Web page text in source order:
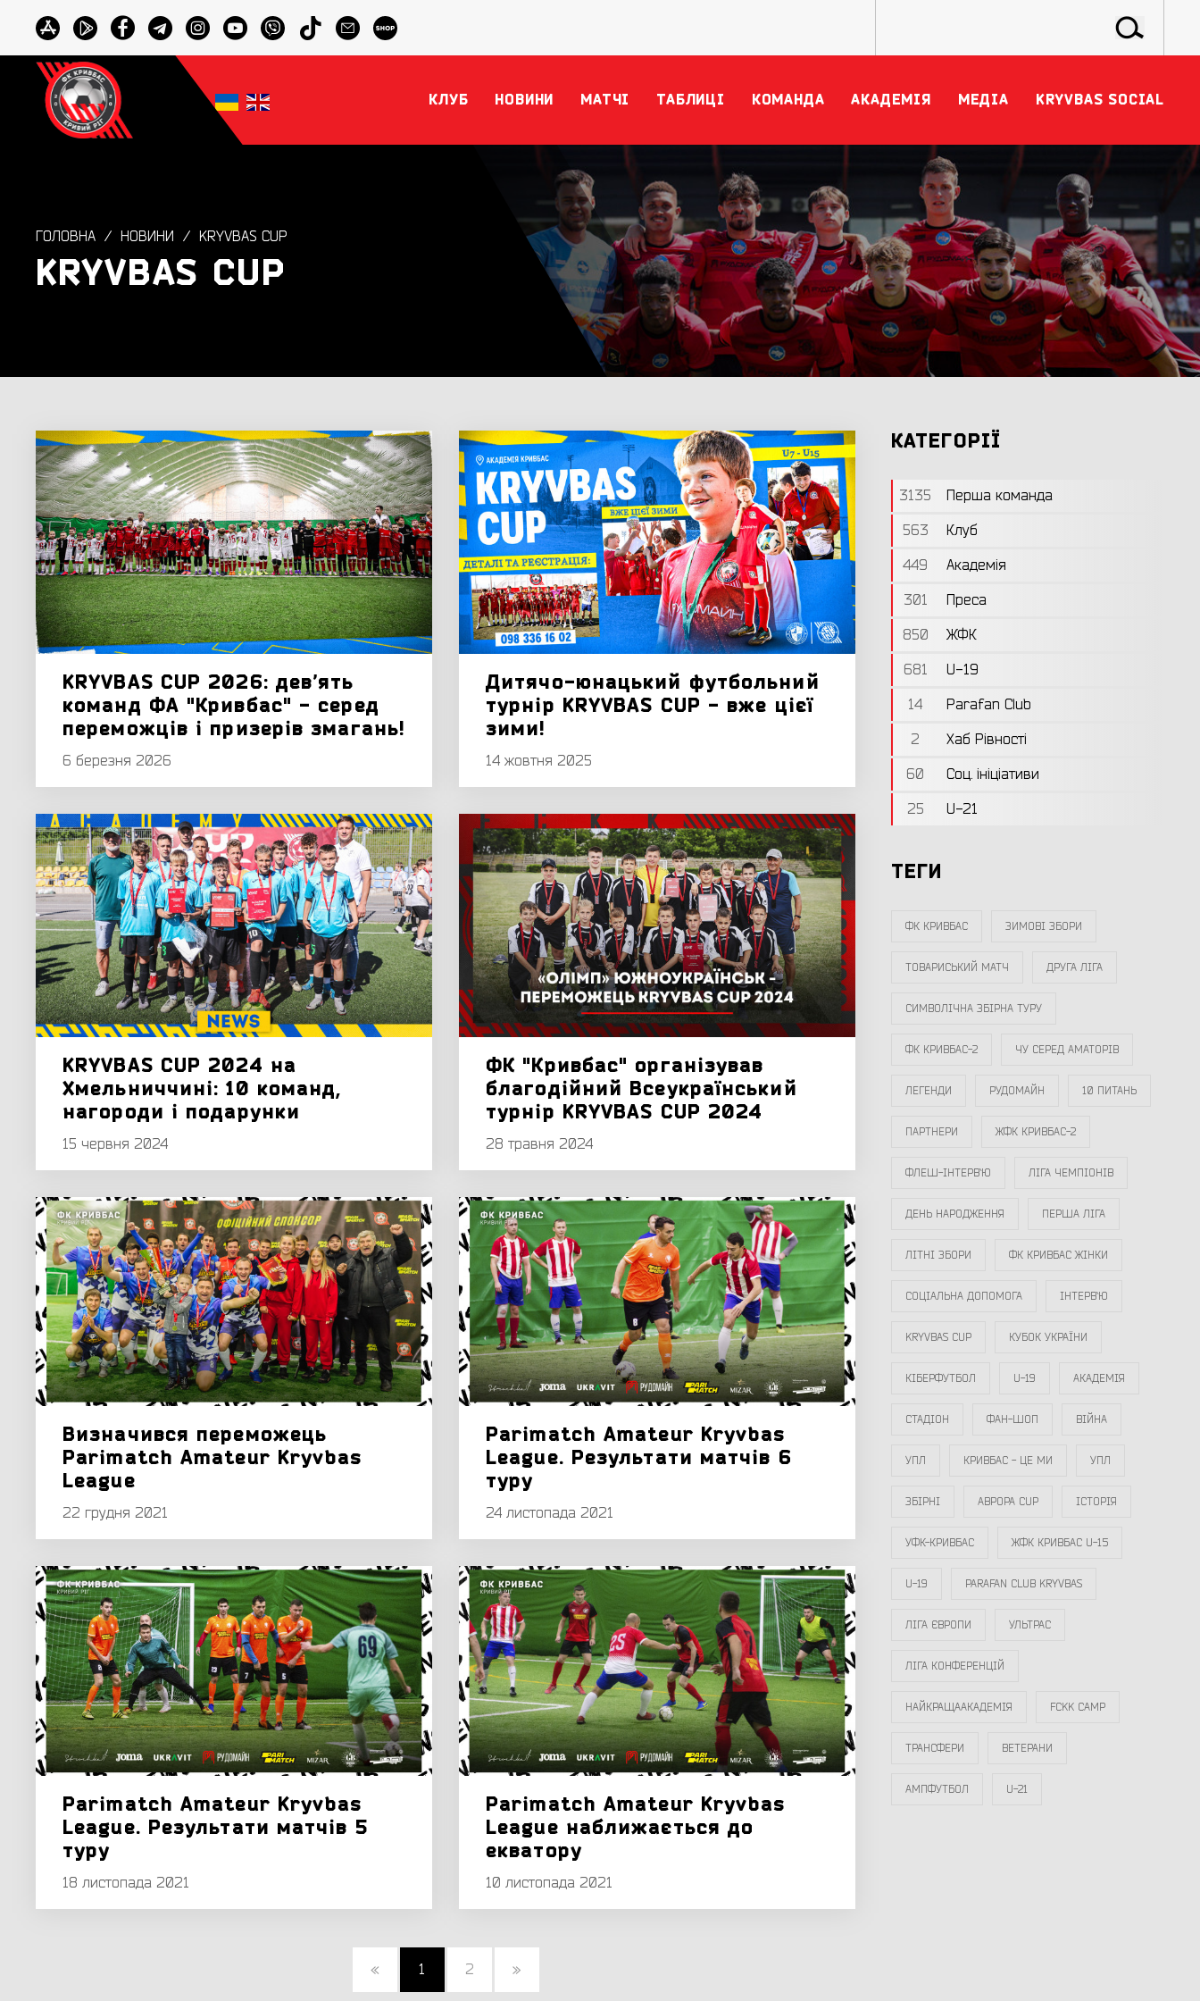
КЛУБ НОВИНИ МАТЧІ ТАБЛИЦІ КОМАНДА АКАДЕМІЯ МЕДІА KRYVBAS SOCIAL
ГОЛОВНА НОВИНИ KRYVBAS CUP
KRYVBAS CUP
KRYVBAS CUP 2026: девʼять
команд ФА "Кривбас" - серед
переможців і призерів змагань!
6 березня 2026
Дитячо-юнацький футбольний
турнір KRYVBAS CUP - вже цієї
зими!
14 жовтня 2025
KRYVBAS CUP 2024 на
Хмельниччині: 10 команд,
нагороди і подарунки
15 червня 2024
ФК "Кривбас" організував
благодійний Всеукраїнський
турнір KRYVBAS CUP 2024
28 травня 2024
Визначився переможець
Parimatch Amateur Kryvbas
League
22 грудня 2021
Parimatch Amateur Kryvbas
League. Результати матчів 6
туру
24 листопада 2021
Parimatch Amateur Kryvbas
League. Результати матчів 5
туру
18 листопада 2021
Parimatch Amateur Kryvbas
League наближається до
екватору
10 листопада 2021
« 1 2 »
КАТЕГОРІЇ
3135
Перша команда
563
Клуб
449
Академія
301
Преса
850
ЖФК
681
U-19
14
Parafan Club
2
Хаб Рівності
60
Соц. ініціативи
25
U-21
ТЕГИ
ФК КРИВБАС ЗИМОВІ ЗБОРИ
ТОВАРИСЬКИЙ МАТЧ ДРУГА ЛІГА
СИМВОЛІЧНА ЗБІРНА ТУРУ
ФК КРИВБАС-2 ЧУ СЕРЕД АМАТОРІВ
ЛЕГЕНДИ РУДОМАЙН 10 ПИТАНЬ
ПАРТНЕРИ ЖФК КРИВБАС-2
ФЛЕШ-ІНТЕРВ`Ю ЛІГА ЧЕМПІОНІВ
ДЕНЬ НАРОДЖЕННЯ ПЕРША ЛІГА
ЛІТНІ ЗБОРИ ФК КРИВБАС ЖІНКИ
СОЦІАЛЬНА ДОПОМОГА ІНТЕРВ`Ю
KRYVBAS CUP КУБОК УКРАЇНИ
КІБЕРФУТБОЛ U-19 АКАДЕМІЯ
СТАДІОН ФАН-ШОП ВІЙНА
УПЛ КРИВБАС - ЦЕ МИ УПЛ
ЗБІРНІ АВРОРА CUP ІСТОРІЯ
УФК-КРИВБАС ЖФК КРИВБАС U-15
U-19 PARAFAN CLUB KRYVBAS
ЛІГА ЄВРОПИ УЛЬТРАС
ЛІГА КОНФЕРЕНЦІЙ
НАЙКРАЩААКАДЕМІЯ FCKK CAMP
ТРАНСФЕРИ ВЕТЕРАНИ
АМПФУТБОЛ U-21